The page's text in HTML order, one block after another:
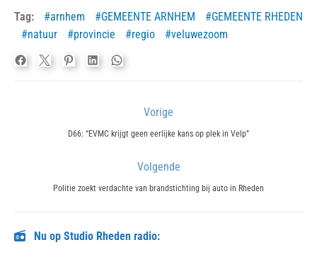
Tag: arnhem GEMEENTE ARNHEM
GEMEENTE RHEDEN
natuur
provincie regio veluwezoom
navigatie
Vorige
Previous
D66: “EVMC krijgt geen eerlijke kans op plek in Velp”
Volgende
Next
Politie zoekt verdachte van brandstichting bij auto in Rheden
Nu op Studio Rheden radio: